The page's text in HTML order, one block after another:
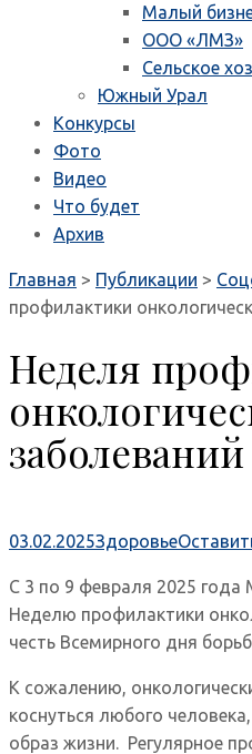
Малый
ООО «ЛМЗ»
Сельское
Южный Урал
Конкурсы
Фото
Видео
Что будет
Архив
Главная > Публикации >
профилактики
Неделя
заболеваний
03.02.2025Здоровье
С 3 по 9 февраля 2025
Неделю профилактики
честь Всемирного дня
К сожалению,
коснуться любого
образ жизни. Регулярное